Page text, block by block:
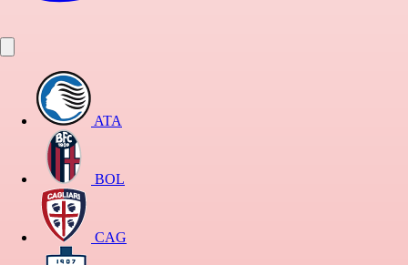
ATA
BOL
CAG